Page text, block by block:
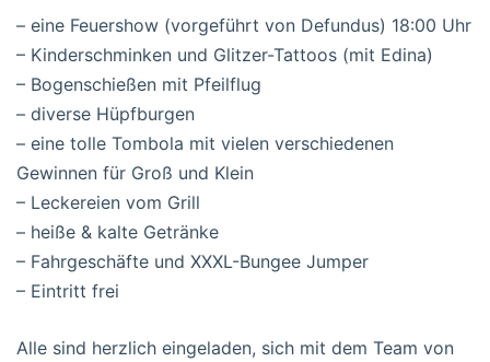
– eine Feuershow (vorgeführt von Defundus) 18:00 Uhr
– Kinderschminken und Glitzer-Tattoos (mit Edina)
– Bogenschießen mit Pfeilflug
– diverse Hüpfburgen
– eine tolle Tombola mit vielen verschiedenen
Gewinnen für Groß und Klein
– Leckereien vom Grill
– heiße & kalte Getränke
– Fahrgeschäfte und XXXL-Bungee Jumper
– Eintritt frei
Alle sind herzlich eingeladen, sich mit dem Team von